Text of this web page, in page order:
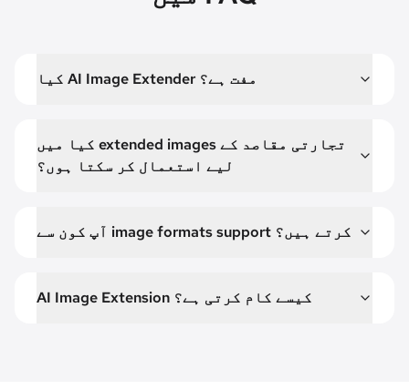
کیا AI Image Extender مفت ہے؟
کیا میں extended images تجارتی مقاصد کے
لیے استعمال کر سکتا ہوں؟
آپ کون سے image formats support کرتے ہیں؟
AI Image Extension کیسے کام کرتی ہے؟